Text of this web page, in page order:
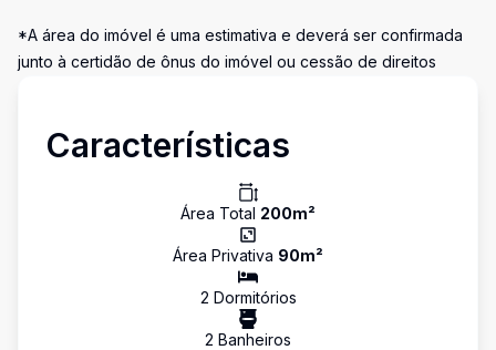
*A área do imóvel é uma estimativa e deverá ser confirmada
junto à certidão de ônus do imóvel ou cessão de direitos
Características
Área Total 200m²
Área Privativa 90m²
2 Dormitórios
2 Banheiros